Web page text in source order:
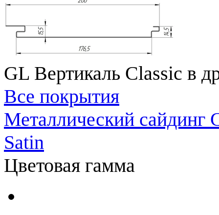
GL Вертикаль Classic в
Все покрытия
Металлический сайдинг
Satin
Цветовая гамма